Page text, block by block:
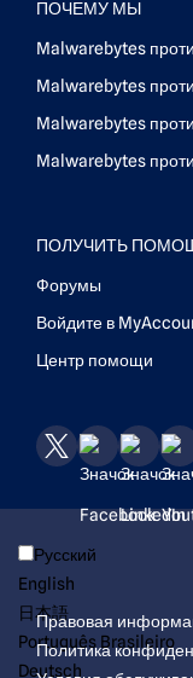
ПОЧЕМУ МЫ
Malwarebytes
Malwarebytes
Malwarebytes
Malwarebytes
ПОЛУЧИТЬ
Форумы
Войдите в
Центр помощи
X Facebook
Русский
English
日本語
Português Brasileiro
Deutsch
Правовая
Политика